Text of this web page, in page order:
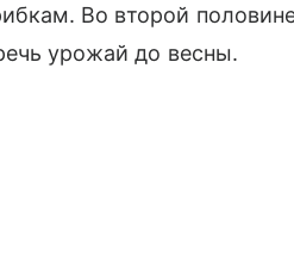
Во второй
урожай до весны.